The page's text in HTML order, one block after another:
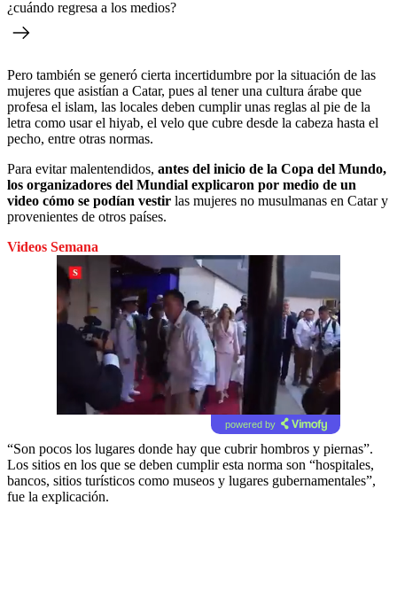
¿cuándo regresa a los medios?
Pero también se generó cierta incertidumbre por la situación de las
mujeres que asistían a Catar, pues al tener una cultura árabe que
profesa el islam, las locales deben cumplir unas reglas al pie de la
letra como usar el hiyab, el velo que cubre desde la cabeza hasta el
pecho, entre otras normas.
Para evitar malentendidos, antes del inicio de la Copa del Mundo,
los organizadores del Mundial explicaron por medio de un
video cómo se podían vestir las mujeres no musulmanas en Catar y
provenientes de otros países.
Videos Semana
powered by
“Son pocos los lugares donde hay que cubrir hombros y piernas”.
Los sitios en los que se deben cumplir esta norma son “hospitales,
bancos, sitios turísticos como museos y lugares gubernamentales”,
fue la explicación.